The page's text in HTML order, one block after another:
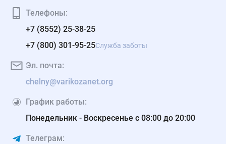
Телефоны:
+7 (8552) 25-38-25
+7 (800) 301-95-25Служба заботы
Эл. почта:
chelny@varikozanet.org
График работы:
Понедельник - Воскресенье с 08:00 до 20:00
Телеграм: